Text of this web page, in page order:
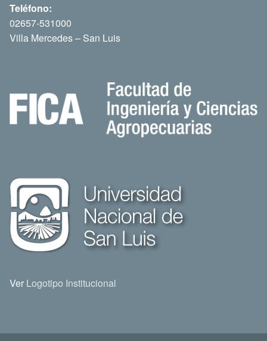
Teléfono:
02657-531000
Villa Mercedes – San Luis
Ver Logotipo Institucional